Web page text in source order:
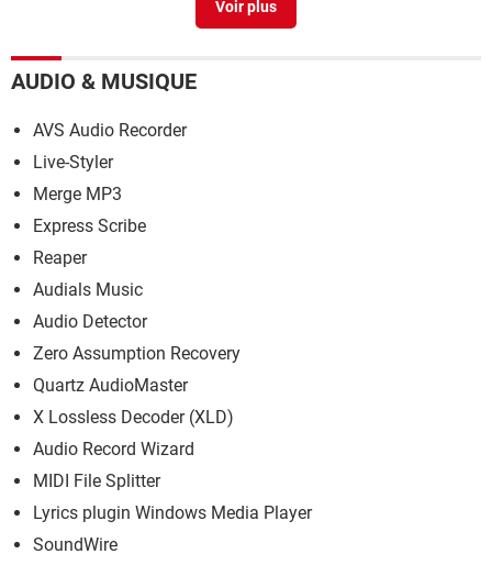
AUDIO & MUSIQUE
AVS Audio Recorder
Live-Styler
Merge MP3
Express Scribe
Reaper
Audials Music
Audio Detector
Zero Assumption Recovery
Quartz AudioMaster
X Lossless Decoder (XLD)
Audio Record Wizard
MIDI File Splitter
Lyrics plugin Windows Media Player
SoundWire